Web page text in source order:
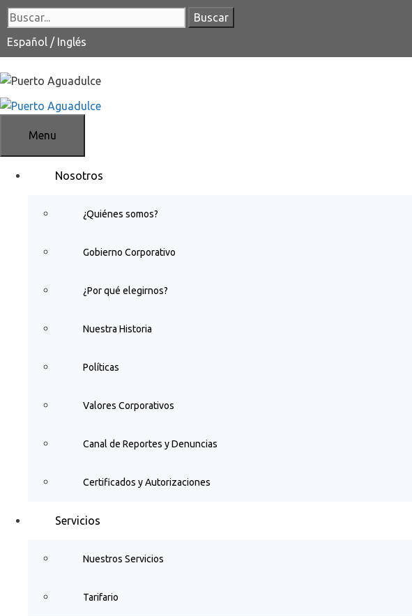
Saltar
al
contenido
Buscar:
Español / Inglés
Menu
Nosotros
¿Quiénes somos?
Gobierno Corporativo
¿Por qué elegirnos?
Nuestra Historia
Políticas
Valores Corporativos
Canal de Reportes y Denuncias
Certificados y Autorizaciones
Servicios
Nuestros Servicios
Tarifario